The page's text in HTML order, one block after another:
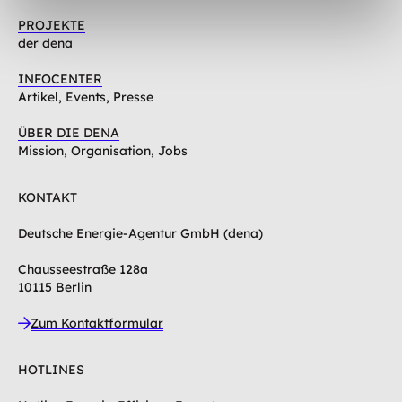
PROJEKTE
der dena
INFOCENTER
Artikel, Events, Presse
ÜBER DIE DENA
Mission, Organisation, Jobs
KONTAKT
Deutsche Energie-Agentur GmbH (dena)
Chausseestraße 128a
10115 Berlin
Zum Kontaktformular
HOTLINES